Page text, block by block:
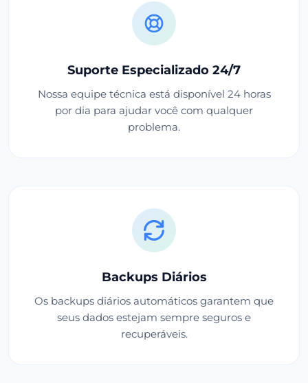
Suporte Especializado 24/7
Nossa equipe técnica está disponível 24 horas
por dia para ajudar você com qualquer
problema.
Backups Diários
Os backups diários automáticos garantem que
seus dados estejam sempre seguros e
recuperáveis.